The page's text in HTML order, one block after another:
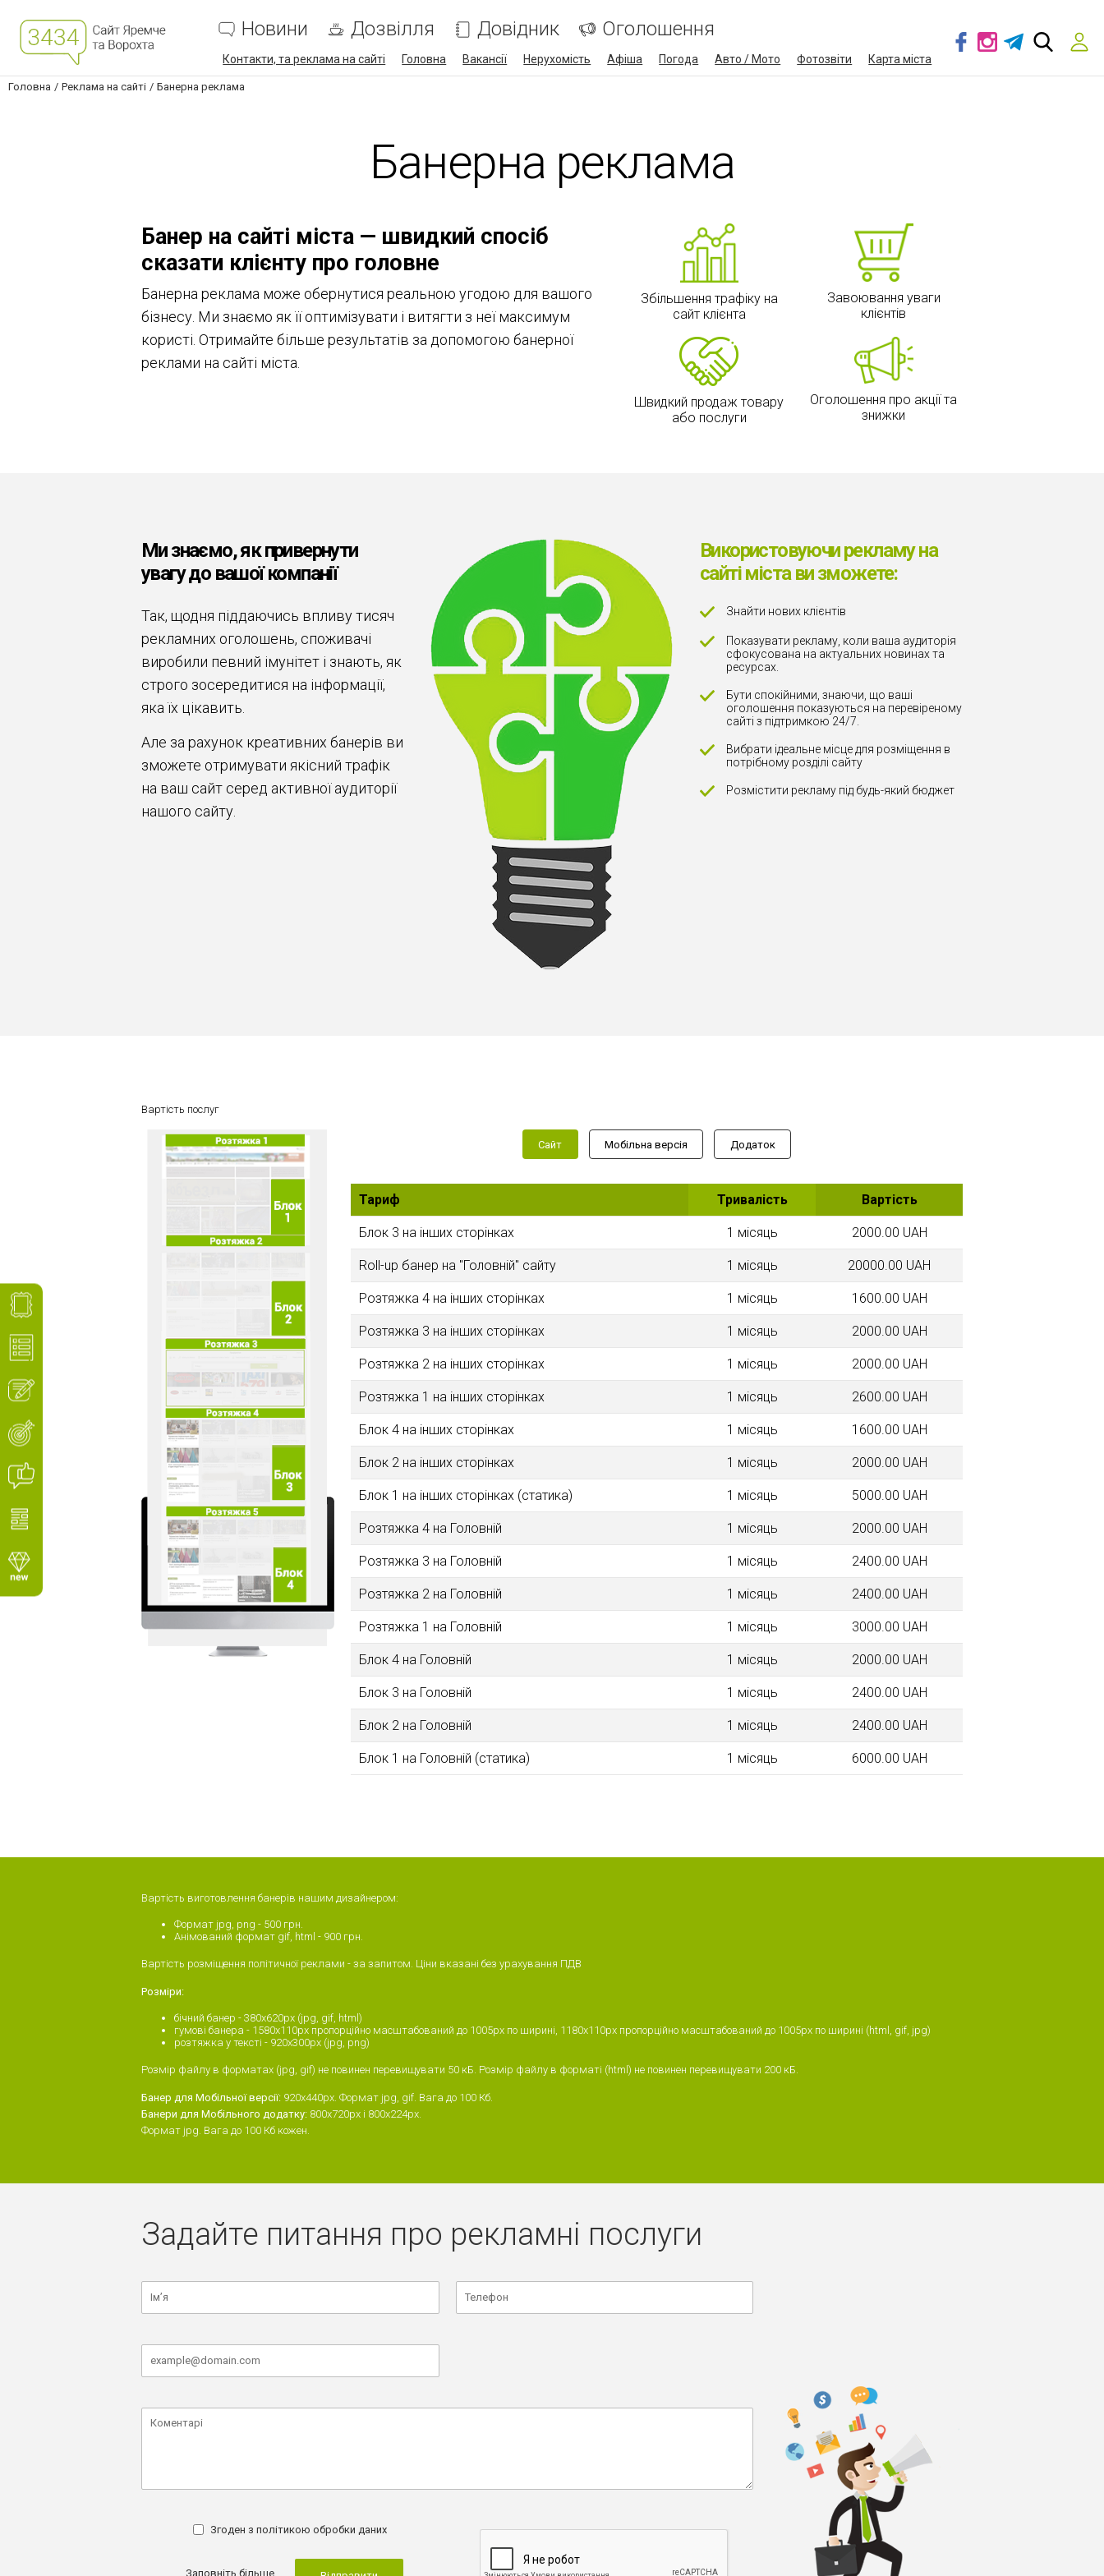
Новини Дозвілля Довідник Оголошення
Контакти, та реклама на сайті Головна Вакансії Нерухомість Афіша Погода Авто / Мото Фотозвіти Карта міста
Головна Реклама на сайті Банерна реклама
Банерна реклама
Банер на сайті міста — швидкий спосіб
сказати клієнту про головне
Банерна реклама може обернутися реальною угодою для вашого
бізнесу. Ми знаємо як її оптимізувати і витягти з неї максимум
користі. Отримайте більше результатів за допомогою банерної
реклами на сайті міста.
Збільшення трафіку на
сайт клієнта
Завоювання уваги
клієнтів
Швидкий продаж товару
або послуги
Оголошення про акції та
знижки
Ми знаємо, як привернути
увагу до вашої компанії
Так, щодня піддаючись впливу тисяч
рекламних оголошень, споживачі
виробили певний імунітет і знають, як
строго зосередитися на інформації,
яка їх цікавить.
Але за рахунок креативних банерів ви
зможете отримувати якісний трафік
на ваш сайт серед активної аудиторії
нашого сайту.
Використовуючи рекламу на
сайті міста ви зможете:
Знайти нових клієнтів
Показувати рекламу, коли ваша аудиторія
сфокусована на актуальних новинах та
ресурсах.
Бути спокійними, знаючи, що ваші
оголошення показуються на перевіреному
сайті з підтримкою 24/7.
Вибрати ідеальне місце для розміщення в
потрібному розділі сайту
Розмістити рекламу під будь-який бюджет
Вартість послуг
Сайт Мобільна версія Додаток
Тариф Тривалість Вартість
Блок 3 на інших сторінках 1 місяць 2000.00 UAH
Roll-up банер на "Головнiй" сайту 1 місяць 20000.00 UAH
Розтяжка 4 на інших сторінках 1 місяць 1600.00 UAH
Розтяжка 3 на інших сторінках 1 місяць 2000.00 UAH
Розтяжка 2 на інших сторінках 1 місяць 2000.00 UAH
Розтяжка 1 на інших сторінках 1 місяць 2600.00 UAH
Блок 4 на інших сторінках 1 місяць 1600.00 UAH
Блок 2 на інших сторінках 1 місяць 2000.00 UAH
Блок 1 на інших сторінках (статика) 1 місяць 5000.00 UAH
Розтяжка 4 на Головній 1 місяць 2000.00 UAH
Розтяжка 3 на Головній 1 місяць 2400.00 UAH
Розтяжка 2 на Головній 1 місяць 2400.00 UAH
Розтяжка 1 на Головній 1 місяць 3000.00 UAH
Блок 4 на Головнiй 1 місяць 2000.00 UAH
Блок 3 на Головній 1 місяць 2400.00 UAH
Блок 2 на Головнiй 1 місяць 2400.00 UAH
Блок 1 на Головнiй (статика) 1 місяць 6000.00 UAH
Вартість виготовлення банерів нашим дизайнером:
Формат jpg, png - 500 грн.
Анімований формат gif, html - 900 грн.
Вартість розміщення політичної реклами - за запитом. Ціни вказані без урахування ПДВ
Розміри:
бічний банер - 380x620px (jpg, gif, html)
гумові банера - 1580х110px пропорційно масштабований до 1005px по ширині, 1180х110px пропорційно масштабований до 1005px по ширині (html, gif, jpg)
розтяжка у тексті - 920х300рх (jpg, png)
Розмір файлу в форматах (jpg, gif) не повинен перевищувати 50 кБ. Розмір файлу в форматі (html) не повинен перевищувати 200 кБ.
Банер для Мобільної версії: 920x440px. Формат jpg, gif. Вага до 100 Кб.
Банери для Мобільного додатку: 800х720px і 800х224px.
Формат jpg. Вага до 100 Кб кожен.
Задайте питання про рекламні послуги
Згоден зполітикою обробки даних
Заповніть більше